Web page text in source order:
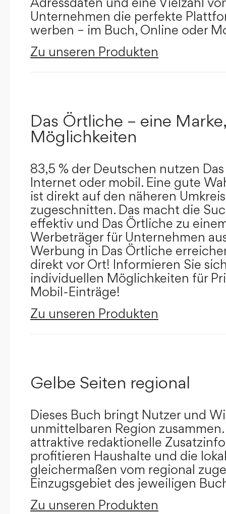
Unternehmen die perfekte
werben – im Buch, Online oder
Zu unseren Produkten
Das Örtliche – eine
Möglichkeiten
83,5 % der Deutschen nutzen
Internet oder mobil. Eine gute
ist direkt auf den näheren
zugeschnitten. Das macht die
effektiv und Das Örtliche zu
Werbeträger für Unternehmen
Werbung in Das Örtliche
direkt vor Ort! Informieren Sie
individuellen Möglichkeiten für
Mobil-Einträge!
Zu unseren Produkten
Gelbe Seiten regional
Dieses Buch bringt Nutzer und
unmittelbaren Region
attraktive redaktionelle
profitieren Haushalte und die
gleichermaßen vom regional
Einzugsgebiet des jeweiligen
Zu unseren Produkten